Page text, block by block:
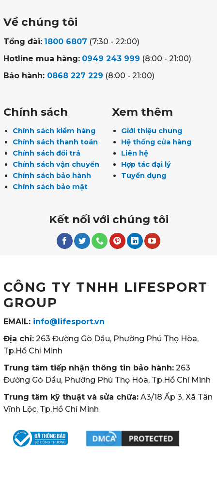
Về chúng tôi
Tổng đài: 1800 6807 (7:30 - 22:00)
Hotline mua hàng: 0949 243 999 (8:00 - 21:00)
Bảo hành: 0868 227 229 (8:00 - 21:00)
Chính sách
Chính sách kiểm hàng
Chính sách thanh toán
Chính sách đổi trả
Chính sách vận chuyển
Chính sách bảo hành
Chính sách bảo mật
Xem thêm
Giới thiệu chung
Hệ thống cửa hàng
Liên hệ
Hợp tác đại lý
Tuyển dụng
Kết nối với chúng tôi
CÔNG TY TNHH LIFESPORT
GROUP
EMAIL: info@lifesport.vn
Địa chỉ: 263 Đường Gò Dầu, Phường Phú Thọ Hòa,
Tp.Hồ Chí Minh
Trung tâm tiếp nhận thông tin bảo hành: 263
Đường Gò Dầu, Phường Phú Thọ Hòa, Tp.Hồ Chí Minh
Trung tâm kỹ thuật và sửa chữa: A3/18 Ấp 3, Xã Tân
Vĩnh Lộc, Tp.Hồ Chí Minh